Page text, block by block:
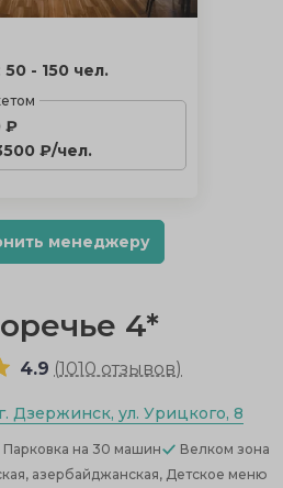
50 - 150 чел.
₽
₽/чел.
менеджеру
4*
4.9 (1010 отзывов)
Дзержинск, ул. Урицкого, 8
Парковка на 30 машин
Велком зона
азербайджанская, Детское меню